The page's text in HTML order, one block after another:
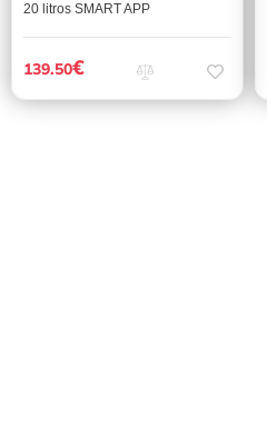
20 litros SMART APP
139.50€